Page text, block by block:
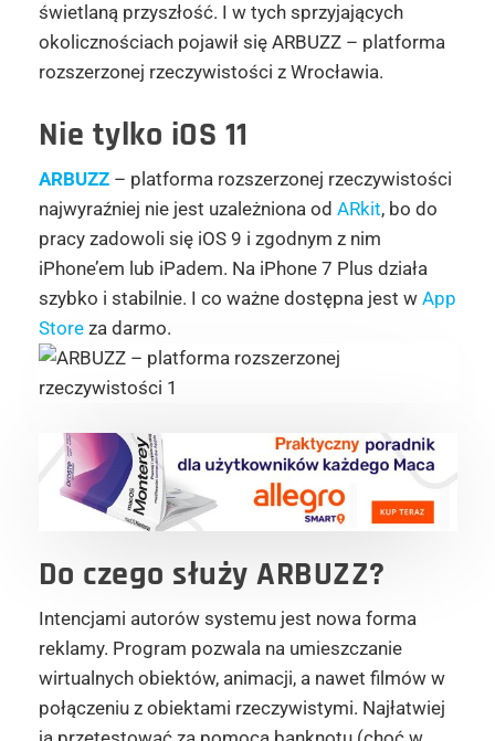
świetlaną przyszłość. I w tych sprzyjających
okolicznościach pojawił się ARBUZZ – platforma
rozszerzonej rzeczywistości z Wrocławia.
Nie tylko iOS 11
ARBUZZ– platforma rozszerzonej rzeczywistości
najwyraźniej nie jest uzależniona od ARkit, bo do
pracy zadowoli się iOS 9 i zgodnym z nim
iPhone’em lub iPadem. Na iPhone 7 Plus działa
szybko i stabilnie. I co ważne dostępna jest w App
Storeza darmo.
Do czego służy ARBUZZ?
Intencjami autorów systemu jest nowa forma
reklamy. Program pozwala na umieszczanie
wirtualnych obiektów, animacji, a nawet filmów w
połączeniu z obiektami rzeczywistymi. Najłatwiej